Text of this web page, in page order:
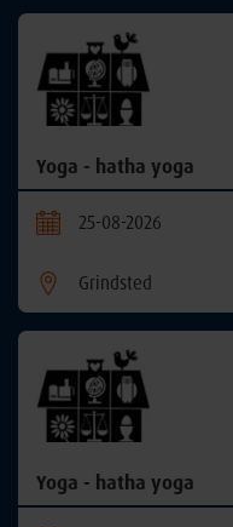
Yoga - hatha yoga
25-08-2026
Grindsted
Yoga - hatha yoga